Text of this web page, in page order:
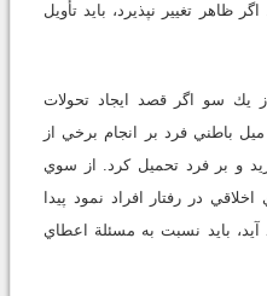
ظاهر تغيير نپذيرد، بايد تأويل
از يك سو اگر قصد ايجاد تحولات
باطني فرد بر انجام برخي از
و بر فرد تحميل كرد. از سوي
در رفتار افراد نمود پيدا
بايد نسبت به مسئلة اعطاي